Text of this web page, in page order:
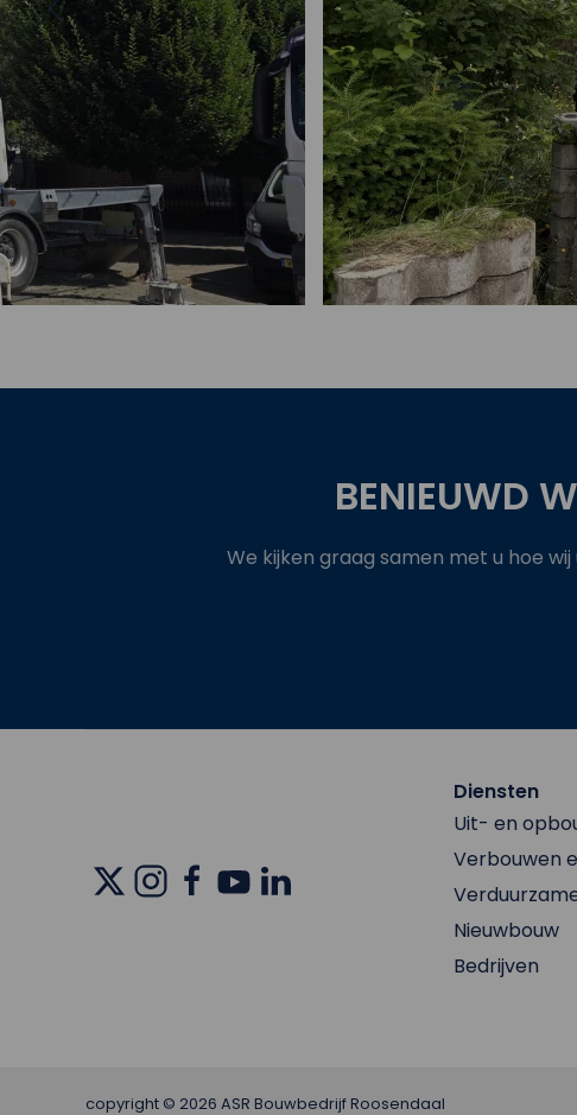
Bekijk project
BENIEUWD
We kijken graag samen met u hoe
Diensten
Uit- en
Verbouwen
Nieuwbouw
Bedrijven
copyright © 2026 ASR Bouwbedrijf Roosendaal